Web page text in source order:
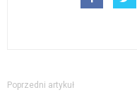
Poprzedni artykuł